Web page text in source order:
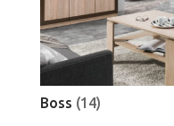
Boss (14)